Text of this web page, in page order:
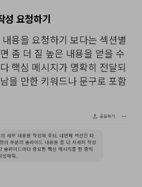
성 요청하기
용을 요청하기 보다는 섹션별
좀 더 질 높은 내용을 얻을 수
핵심 메시지가 명확히 전달되
을 만한 키워드나 문구로 포함